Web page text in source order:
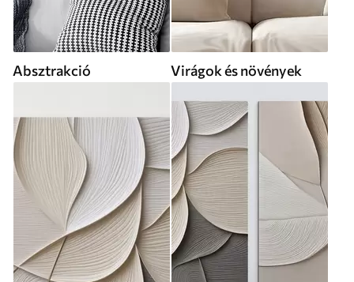
Absztrakció Virágok és növények